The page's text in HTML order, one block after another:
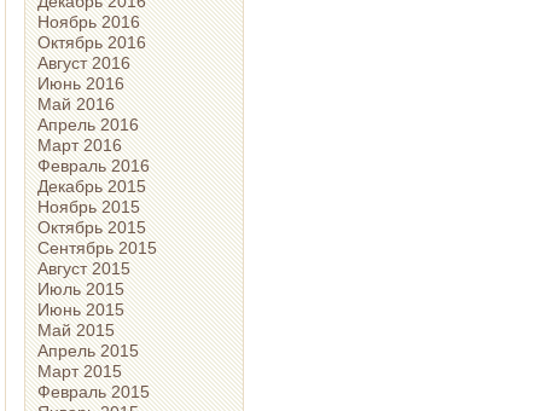
Ноябрь 2016
Октябрь 2016
Август 2016
Июнь 2016
Май 2016
Апрель 2016
Март 2016
Февраль 2016
Декабрь 2015
Ноябрь 2015
Октябрь 2015
Сентябрь 2015
Август 2015
Июль 2015
Июнь 2015
Май 2015
Апрель 2015
Март 2015
Февраль 2015